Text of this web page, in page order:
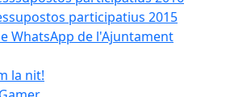
participatius 2015
WhatsApp de l'Ajuntament
la nit!